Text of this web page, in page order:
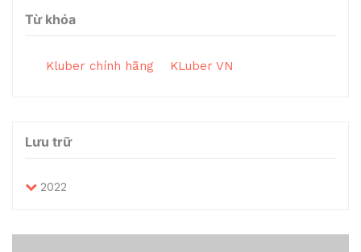
Từ khóa
Kluber chính hãng KLuber VN
Lưu trữ
2022